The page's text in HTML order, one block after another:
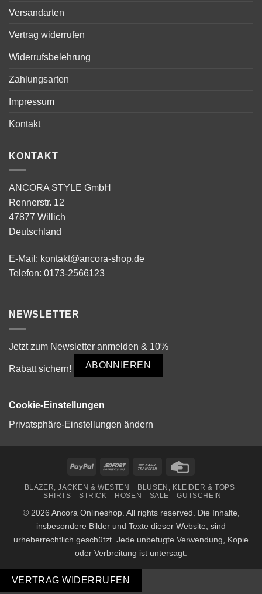
Versandarten
Vertrag widerrufen
Widerrufsbelehrung
Zahlungsarten
Impressum
Kontakt
KONTAKT
ANCORA STYLE GmbH
Rennerstr. 12
47877 Willich
Deutschland
E-Mail: kontakt@ancora-shop.de
Telefon: 0173-2566123
NEWSLETTER
Jetzt zum Newsletter anmelden & 10%
Rabatt sichern! ABONNIEREN
Cookie-Einstellungen
Privatsphäre-Einstellungen ändern
PayPal Sofort
Bank
BLAZER, JACKEN & WESTEN
BLUSEN, KLEIDER & TOPS
SHIRTS
STRICK HOSEN SALE GUTSCHEIN
© 2026 Ancora Onlineshop. All rights reserved. Die Inhalte,
insbesondere Bilder und Texte dieser Website, sind
urheberrechtlich geschützt. Jede unbefugte Verwendung, Kopie
oder Verbreitung ist untersagt.
VERTRAG WIDERRUFEN